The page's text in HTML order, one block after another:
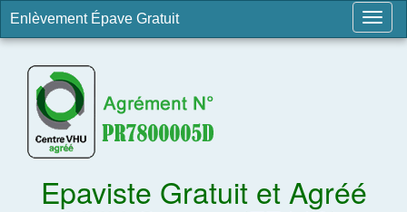
Enlèvement Épave Gratuit
Epaviste Gratuit et Agréé